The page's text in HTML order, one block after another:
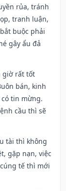
rủa, tránh
tranh luận,
buộc phải
gây ẩu đả
giờ rất tốt
bán, kinh
tin mừng.
cầu thì sẽ
tài thì không
gặp nạn, việc
tế thì mới